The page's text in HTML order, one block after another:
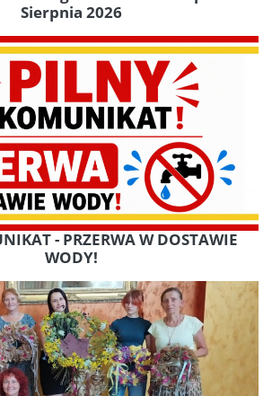
Sierpnia 2026
- PRZERWA W DOSTAWIE
WODY!